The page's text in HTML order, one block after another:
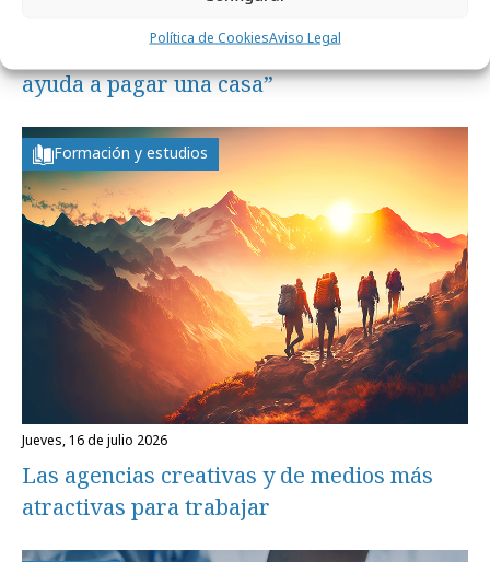
Política de CookiesAviso Legal
Taco Bell lanza “el primer aguacate que
ayuda a pagar una casa”
Formación y estudios
jueves, 16 de julio 2026
Las agencias creativas y de medios más
atractivas para trabajar